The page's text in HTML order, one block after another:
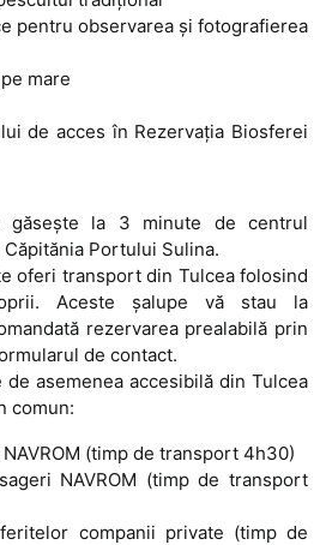
pentru observarea şi fotografierea
mare
de acces în Rezervaţia Biosferei
găseşte la 3 minute de centrul
Portului Sulina.
oferi transport din Tulcea folosind
Aceste şalupe vă stau la
rezervarea prealabilă prin
de contact.
de asemenea accesibilă din Tulcea
comun:
(timp de transport 4h30)
NAVROM (timp de transport
companii private (timp de